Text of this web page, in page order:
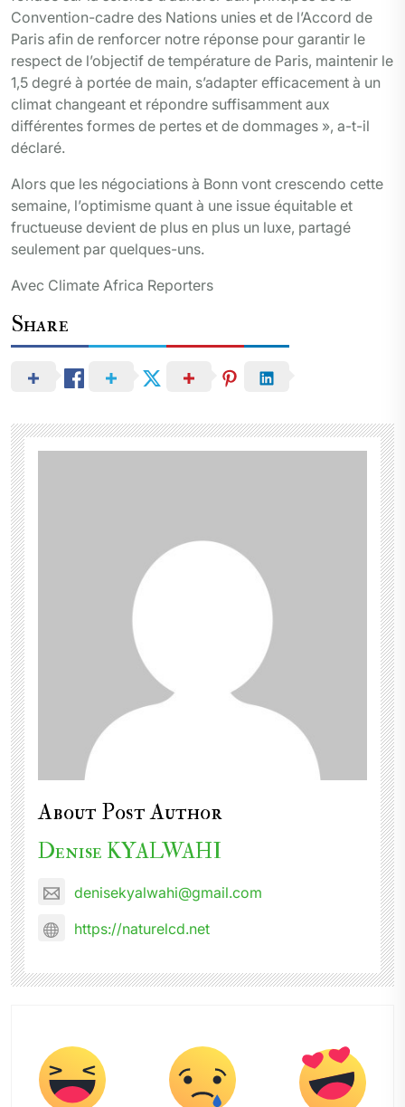
Convention-cadre des Nations unies et de l’Accord de
Paris afin de renforcer notre réponse pour garantir le
respect de l’objectif de température de Paris, maintenir le
1,5 degré à portée de main, s’adapter efficacement à un
climat changeant et répondre suffisamment aux
différentes formes de pertes et de dommages », a-t-il
déclaré.
Alors que les négociations à Bonn vont crescendo cette
semaine, l’optimisme quant à une issue équitable et
fructueuse devient de plus en plus un luxe, partagé
seulement par quelques-uns.
Avec Climate Africa Reporters
Share
About Post Author
Denise KYALWAHI
denisekyalwahi@gmail.com
https://naturelcd.net